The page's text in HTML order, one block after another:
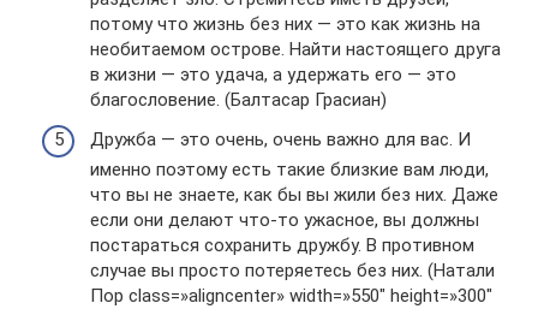
потому что жизнь без них — это как жизнь на
необитаемом острове. Найти настоящего друга
в жизни — это удача, а удержать его — это
благословение. (Балтасар Грасиан)
Дружба — это очень, очень важно для вас. И
именно поэтому есть такие близкие вам люди,
что вы не знаете, как бы вы жили без них. Даже
если они делают что-то ужасное, вы должны
постараться сохранить дружбу. В противном
случае вы просто потеряетесь без них. (Натали
Пор class=»aligncenter» width=»550″ height=»300″